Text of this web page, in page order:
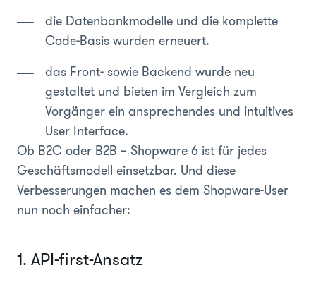
die Datenbankmodelle und die komplette
Code-Basis wurden erneuert.
das Front- sowie Backend wurde neu
gestaltet und bieten im Vergleich zum
Vorgänger ein ansprechendes und intuitives
User Interface.
Ob B2C oder B2B – Shopware 6 ist für jedes
Geschäftsmodell einsetzbar. Und diese
Verbesserungen machen es dem Shopware-User
nun noch einfacher:
1. API-first-Ansatz